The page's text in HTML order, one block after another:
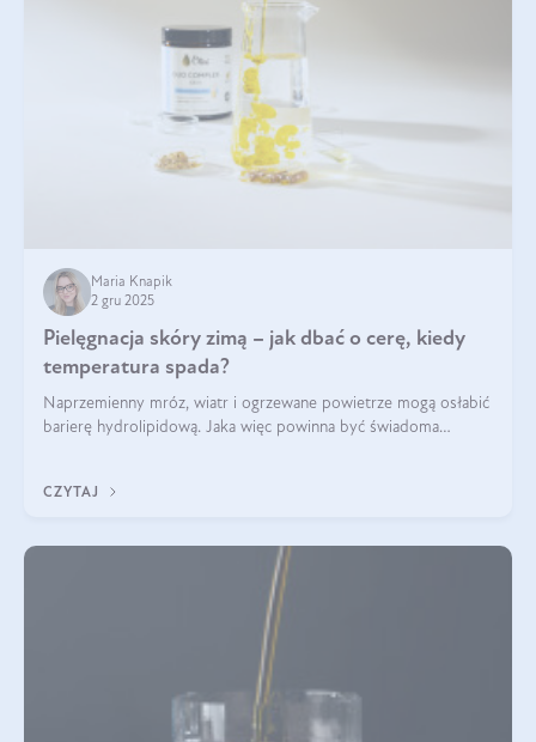
Maria Knapik
2 gru 2025
Pielęgnacja skóry zimą – jak dbać o cerę, kiedy
temperatura spada?
Naprzemienny mróz, wiatr i ogrzewane powietrze mogą osłabić
barierę hydrolipidową. Jaka więc powinna być świadoma
CZYTAJ